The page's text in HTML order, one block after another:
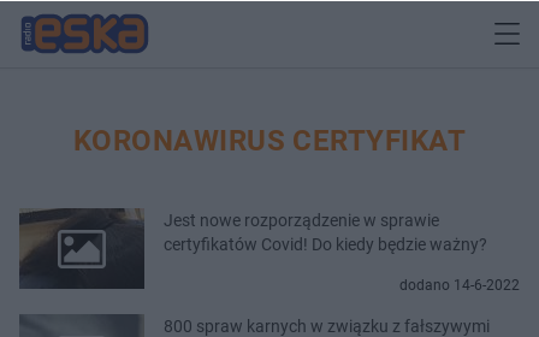
KORONAWIRUS CERTYFIKAT
Jest nowe rozporządzenie w sprawie
certyfikatów Covid! Do kiedy będzie ważny?
dodano 14-6-2022
800 spraw karnych w związku z fałszywymi